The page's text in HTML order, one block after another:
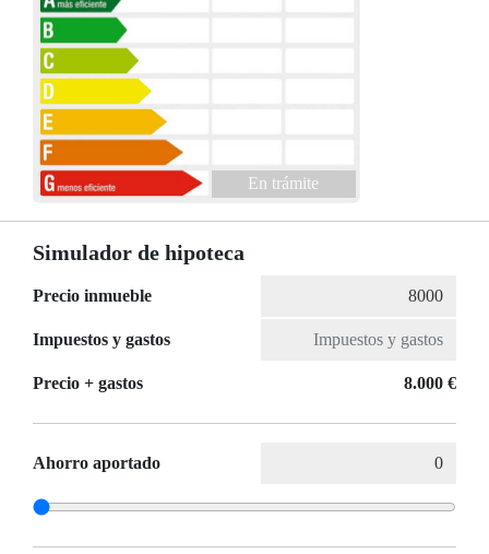
En trámite
Simulador de hipoteca
Precio inmueble
Impuestos y gastos
Precio + gastos 8.000 €
Ahorro aportado